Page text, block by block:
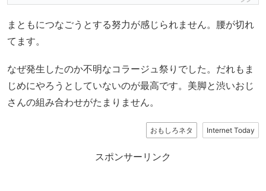
まともにつなごうとする努力が感じられません。腰が切れ
てます。
なぜ発生したのか不明なコラージュ祭りでした。だれもま
じめにやろうとしていないのが最高です。美脚と渋いおじ
さんの組み合わせがたまりません。
おもしろネタ Internet Today
スポンサーリンク